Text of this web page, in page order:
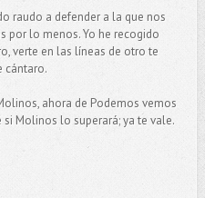
raudo a defender a la que nos
por lo menos. Yo he recogido
verte en las líneas de otro te
cántaro.
ahora de Podemos vemos
Molinos lo superará; ya te vale.